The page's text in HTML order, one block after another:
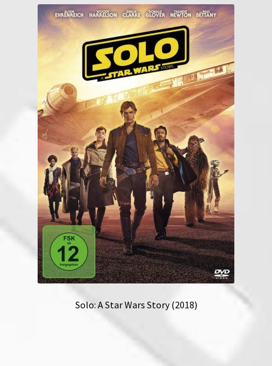
Solo: A Star Wars Story (2018)